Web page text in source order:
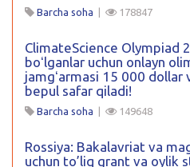
Barcha soha | 178847
ClimateScience Olympiad
boʻlganlar uchun onlayn
jamgʻarmasi 15 000 dollar
bepul safar qiladi!
Barcha soha | 149648
Rossiya: Bakalavriat va
uchun to’liq grant va oylik